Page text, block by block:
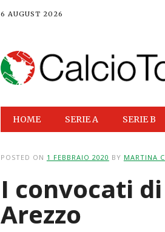
6 AUGUST 2026
Main menu
HOME SERIE A SERIE B
POSTED ON 1 FEBBRAIO 2020 BY MARTINA
I convocati
Arezzo